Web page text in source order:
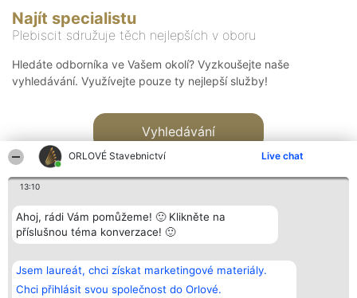
ORLOVÉ Stavebnictví Live chat
13:10
Ahoj, rádi Vám pomůžeme! 🙂 Klikněte na
příslušnou téma konverzace! 🙂
Jsem laureát, chci získat marketingové materiály.
Chci přihlásit svou společnost do Orlové.
Najít specialistu
Plebiscit sdružuje těch nejlepších v oboru
Hledáte odborníka ve Vašem okolí? Vyzkoušejte naše
vyhledávání. Využívejte pouze ty nejlepší služby!
Vyhledávání
Bright Side Solutions sp. z o.
o. sp. k.
ul. Ruska 22
Wrocław 50-079
Vítězové
Seznam všech
laureátů
Zásady
Kontakt